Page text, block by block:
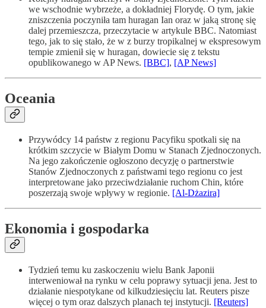
we wschodnie wybrzeże, a dokładniej Florydę. O tym, jakie
zniszczenia poczyniła tam huragan Ian oraz w jaką stronę się
dalej przemieszcza, przeczytacie w artykule BBC. Natomiast
tego, jak to się stało, że w z burzy tropikalnej w ekspresowym
tempie zmienił się w huragan, dowiecie się z tekstu
opublikowanego w AP News. [BBC], [AP News]
Oceania
Przywódcy 14 państw z regionu Pacyfiku spotkali się na
krótkim szczycie w Białym Domu w Stanach Zjednoczonych.
Na jego zakończenie ogłoszono decyzję o partnerstwie
Stanów Zjednoczonych z państwami tego regionu co jest
interpretowane jako przeciwdziałanie ruchom Chin, które
poszerzają swoje wpływy w regionie. [Al-Dżazira]
Ekonomia i gospodarka
Tydzień temu ku zaskoczeniu wielu Bank Japonii
interweniował na rynku w celu poprawy sytuacji jena. Jest to
działanie niespotykane od kilkudziesięciu lat. Reuters pisze
więcej o tym oraz dalszych planach tej instytucji. [Reuters]